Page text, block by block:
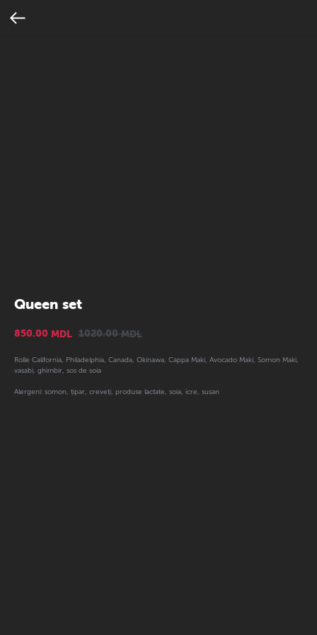
Queen set
850.00 MDL 1020.00 MDL
Rolle California, Philadelphia, Canada, Okinawa, Cappa Maki, Avocado Maki, Somon Maki,
vasabi, ghimbir, sos de soia
Alergeni: somon, țipar, creveți, produse lactate, soia, icre, susan